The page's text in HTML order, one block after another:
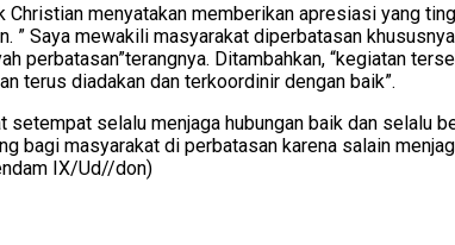
menyatakan memberikan apresiasi yang
Saya mewakili masyarakat diperbatasan
Ditambahkan, “kegiatan
terus diadakan dan terkoordinir dengan baik”.
selalu menjaga hubungan baik dan selalu
bagi masyarakat di perbatasan karena salain
IX/Ud//don)